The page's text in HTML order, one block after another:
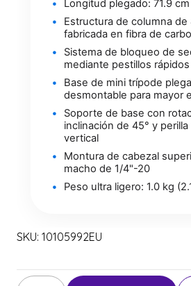
Longitud plegado: 71.9
Estructura de columna
fabricada en fibra de
Sistema de bloqueo de
mediante pestillos
Base de mini trípode
desmontable para mayor
Soporte de base con
inclinación de 45° y
vertical
Montura de cabezal
macho de 1/4"-20
Peso ultra ligero: 1.0 kg
SKU: 10105992EU